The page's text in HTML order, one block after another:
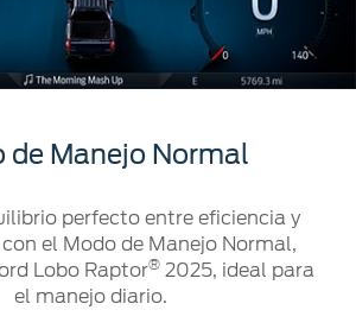
de Manejo Normal
perfecto entre eficiencia y
el Modo de Manejo Normal,
Lobo Raptor®2025, ideal para
el manejo diario.